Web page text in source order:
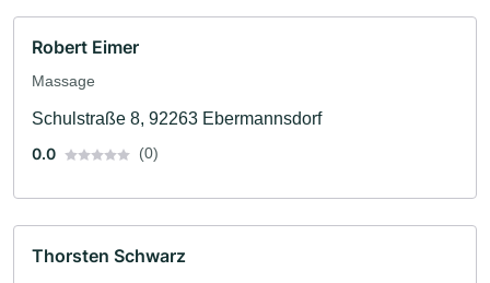
Robert Eimer
Massage
Schulstraße 8, 92263 Ebermannsdorf
0.0
(0)
Thorsten Schwarz